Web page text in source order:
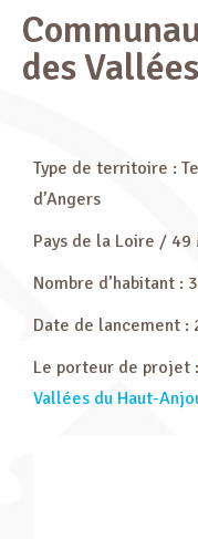
des
Type de territoire :
d’Angers
Pays de la Loire /
Nombre d’habitant :
Date de lancement :
Le porteur de projet :
Vallées du Haut-